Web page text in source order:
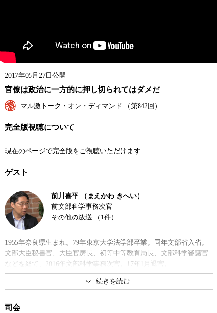
2017年05月27日公開
官僚は政治に一方的に押し切られてはダメだ
マル激トーク・オン・ディマンド （第842回）
完全版視聴について
現在のページで完全版をご視聴いただけます
ゲスト
前川喜平 （まえかわ きへい）
前文部科学事務次官
その他の放送 （1件）
1955年奈良県生まれ。79年東京大学法学部卒業。同年文部省入省。
文部大臣秘書官、大臣官房長、初等中等教育局長、文部科学審議官
などを経て、2016年文部科学事務次官。17年1月退官。
司会